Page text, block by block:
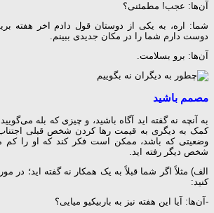
آن‌ها: عجب! مطمئنی؟
شما: اره، به یکی از دوستان قول دادم اخر هفته
دوست دارم شما را در مکان جدیدی ببینم.
آن‌ها: برو بسلامت.
مصمم باشید
به آنچه نه گفته اید آگاه باشید، و چیزی که بله
کمک به دیگری به قیمت رها کردن شخص قبلی
وضعیتی که باشد، ممکن است فکر کند که او را کم
شخص دیگر رفته اید.
الف) مثلاً اگر شما قبلاً به یک همکار نه گفته اید؛ در
کنید:
-آن‌ها: آیا این هفته نیز به باربیکیو میایی؟